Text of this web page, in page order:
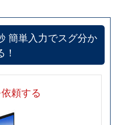
簡単入力でスグ分か
！
頼する